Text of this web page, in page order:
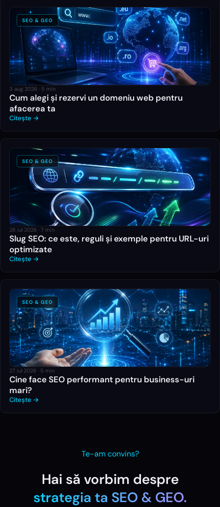
SEO & GEO
3 aug 2026 · 5 min
Cum alegi și rezervi un domeniu web pentru
afacerea ta
Citește →
SEO & GEO
28 iul 2026 · 7 min
Slug SEO: ce este, reguli și exemple pentru URL-uri
optimizate
Citește →
SEO & GEO
27 iul 2026 · 5 min
Cine face SEO performant pentru business-uri
mari?
Citește →
Te-am convins?
Hai să vorbim despre
strategia ta SEO & GEO.